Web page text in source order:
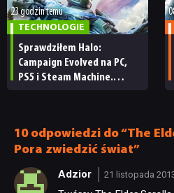
NEWSY
23 godzin temu
TECHNOLOGIE
Sprawdziłem Halo:
Campaign Evolved na PC,
PS5 i Steam Machine.
10 odpowiedzi do “The
Pora zwiedzić świat”
Adzior 21 listopada